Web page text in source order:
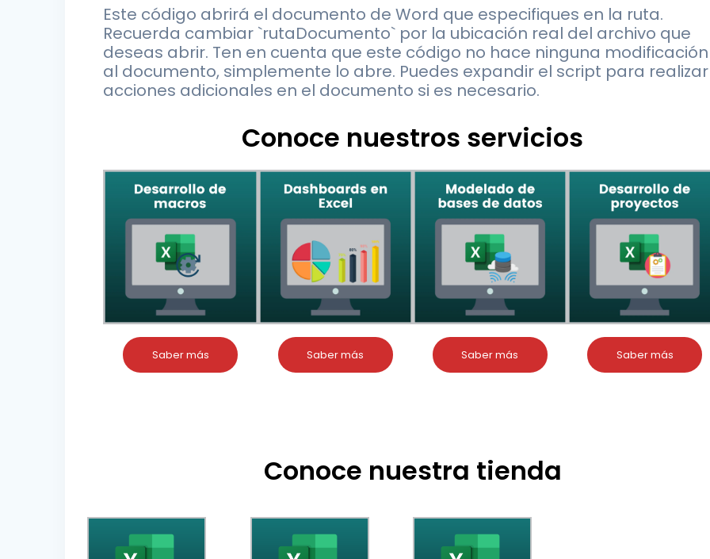
Este código abrirá el documento de Word que especifiques en la ruta.
Recuerda cambiar `rutaDocumento` por la ubicación real del archivo que
deseas abrir. Ten en cuenta que este código no hace ninguna modificación
al documento, simplemente lo abre. Puedes expandir el script para realizar
acciones adicionales en el documento si es necesario.
Conoce nuestros servicios
Saber más Saber más Saber más Saber más
Conoce nuestra tienda